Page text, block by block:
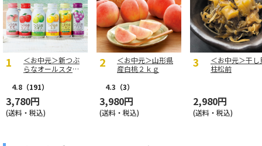
＜お中元＞新つぶ
らなオールスター
4.8 （191）
3,780円
(送料・税込)
＜お中元＞山形県
産白桃２ｋｇ
4.3 （3）
3,980円
(送料・税込)
＜お中元＞干し
柱松前
2,980円
(送料・税込)